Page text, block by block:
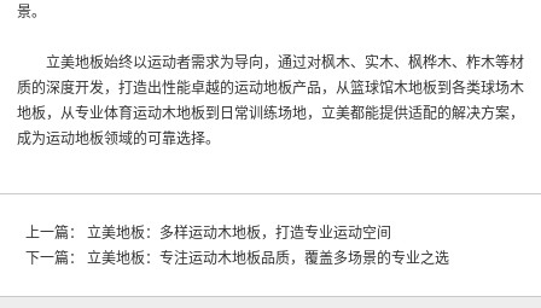
景。
立美地板始终以运动者需求为导向，通过对枫木、实木、枫桦木、柞木等材
质的深度开发，打造出性能卓越的运动地板产品，从篮球馆木地板到各类球场木
地板，从专业体育运动木地板到日常训练场地，立美都能提供适配的解决方案，
成为运动地板领域的可靠选择。
上一篇：
立美地板：多样运动木地板，打造专业运动空间
下一篇：
立美地板：专注运动木地板品质，覆盖多场景的专业之选